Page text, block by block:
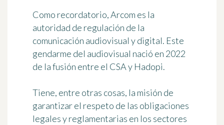
Como recordatorio, Arcom es la
autoridad de regulación de la
comunicación audiovisual y digital. Este
gendarme del audiovisual nació en 2022
de la fusión entre el CSA y Hadopi.
Tiene, entre otras cosas, la misión de
garantizar el respeto de las obligaciones
legales y reglamentarias en los sectores